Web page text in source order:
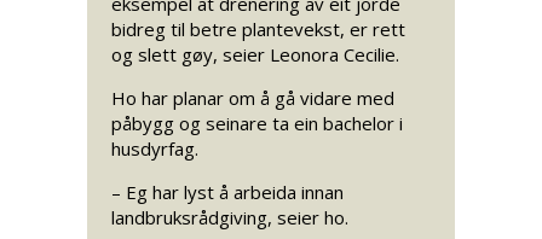
bidreg til betre plantevekst, er rett
og slett gøy, seier Leonora Cecilie.
Ho har planar om å gå vidare med
påbygg og seinare ta ein bachelor i
husdyrfag.
– Eg har lyst å arbeida innan
landbruksrådgiving, seier ho.